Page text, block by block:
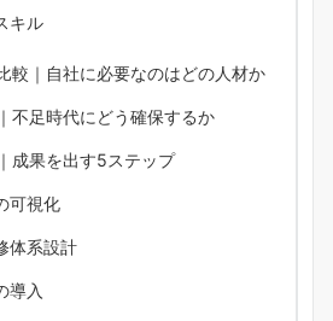
キル
較｜自社に必要なのはどの人材か
不足時代にどう確保するか
成果を出す5ステップ
可視化
系設計
入